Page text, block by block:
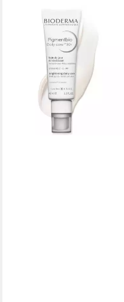
BIODERMA
Gesichtspflege Pigmentbio
Tägliche Pflege LSF 50+ -,
gegen Hautunreinheiten
(747,50 €/ 1 l)
lieferbar - in 2-3 Werktagen bei dir